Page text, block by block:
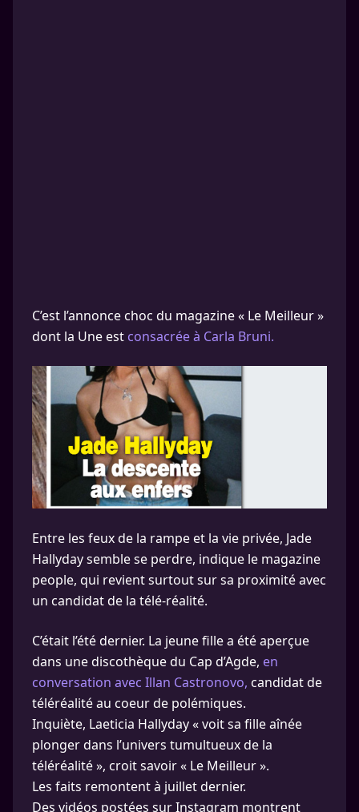
C’est l’annonce choc du magazine « Le Meilleur »
dont la Une est consacrée à Carla Bruni.
Entre les feux de la rampe et la vie privée, Jade
Hallyday semble se perdre, indique le magazine
people, qui revient surtout sur sa proximité avec
un candidat de la télé-réalité.
C’était l’été dernier. La jeune fille a été aperçue
dans une discothèque du Cap d’Agde, en
conversation avec Illan Castronovo, candidat de
téléréalité au coeur de polémiques.
Inquiète, Laeticia Hallyday « voit sa fille aînée
plonger dans l’univers tumultueux de la
téléréalité », croit savoir « Le Meilleur ».
Les faits remontent à juillet dernier.
Des vidéos postées sur Instagram montrent